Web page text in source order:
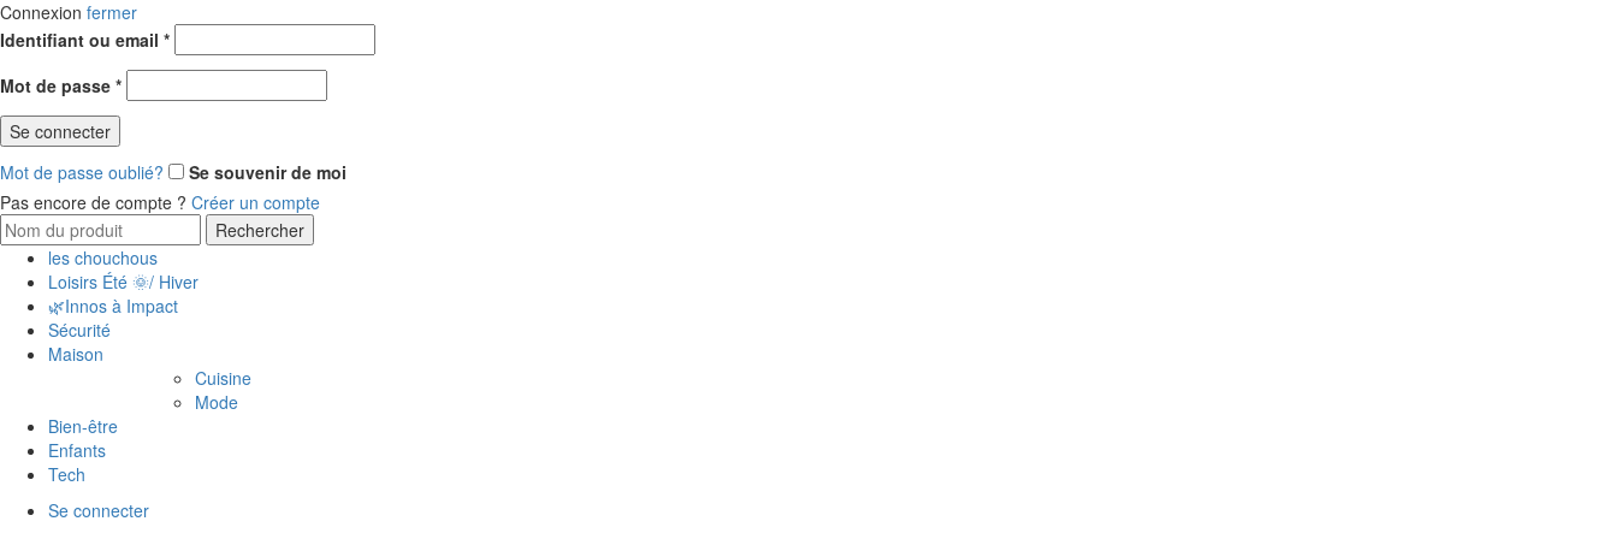
Connexion fermer
Identifiant ou email *Obligatoire
Mot de passe *Obligatoire
Se connecter
Mot de passe oublié?
Se souvenir de moi
Pas encore de compte ? Créer un compte
Search
for:
Rechercher
les chouchous
Loisirs Été 🌞/ Hiver
🌿Innos à Impact
Sécurité
Maison
Cuisine
Mode
Bien-être
Enfants
Tech
Se connecter